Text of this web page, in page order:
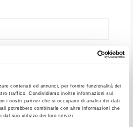
contenuti ed annunci, per fornire funzionalità dei
traffico. Condividiamo inoltre informazioni sul
i nostri partner che si occupano di analisi dei dati
potrebbero combinarle con altre informazioni che
dal suo utilizzo dei loro servizi.